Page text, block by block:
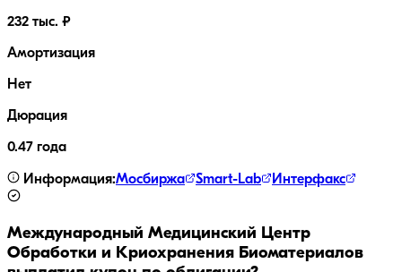
232 тыс. ₽
Амортизация
Нет
Дюрация
0.47 года
Информация:Мосбиржа Smart-Lab Интерфакс
Международный Медицинский Центр
Обработки и Криохранения Биоматериалов